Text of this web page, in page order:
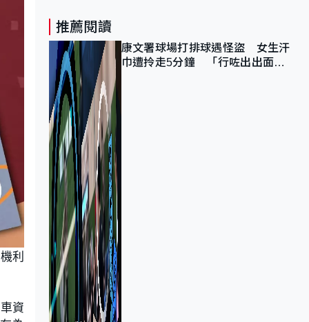
利
資
推薦閱讀
康文署球場打排球遇怪盜 女生汗
巾遭拎走5分鐘 「行咗出出面唔